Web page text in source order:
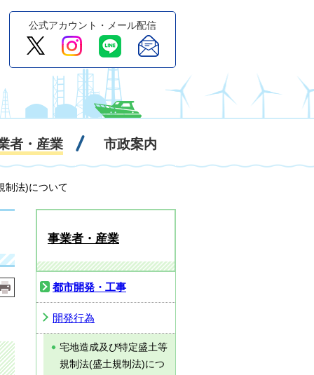
公式アカウント・メール配信
者・産業 市政案内
制法)について
事業者・産業
都市開発・工事
開発行為
宅地造成及び特定盛土等
規制法(盛土規制法)につ